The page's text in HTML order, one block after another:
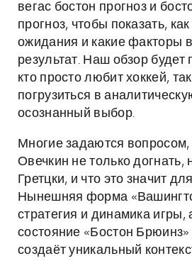
вегас бостон прогноз и
прогноз, чтобы показать,
ожидания и какие факторы
результат. Наш обзор будет
кто просто любит хоккей,
погрузиться в
осознанный выбор.
Многие задаются
Овечкин не только догнать,
Гретцки, и что это значит
Нынешняя форма
стратегия и динамика игры,
состояние «Бостон
создаёт уникальный